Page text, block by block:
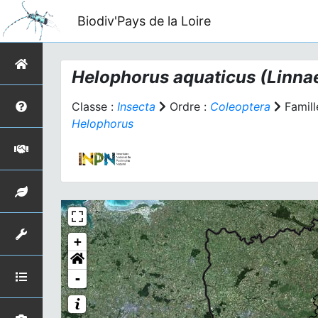
Biodiv'Pays de la Loire
Helophorus aquaticus
Classe : Insecta Ordre : Coleoptera
Helophorus
+
-